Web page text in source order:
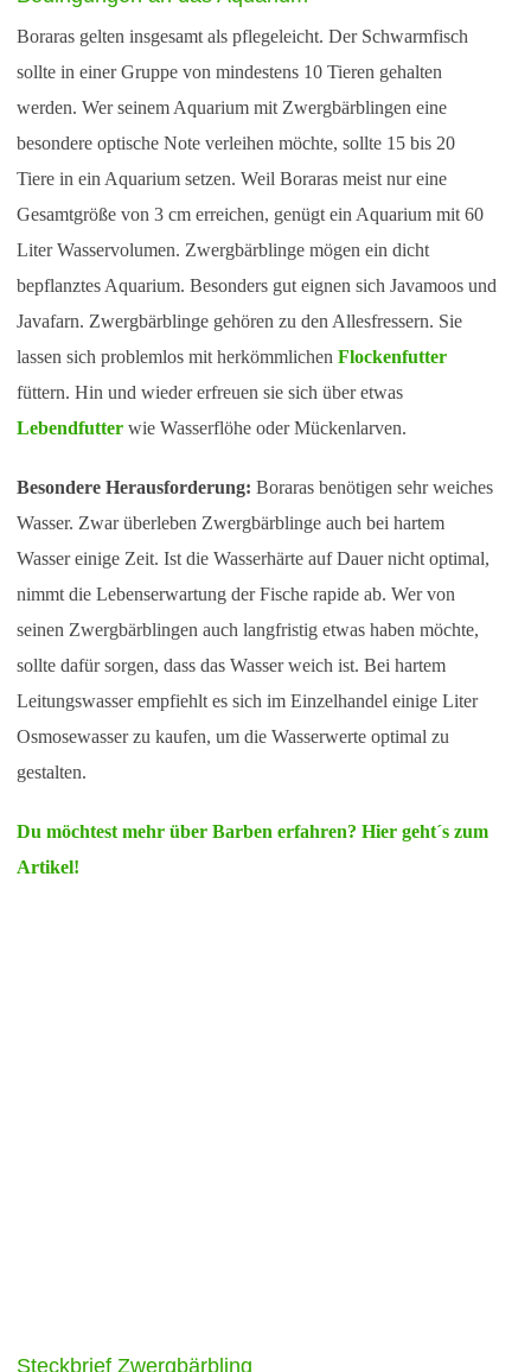
Boraras gelten insgesamt als pflegeleicht. Der Schwarmfisch
sollte in einer Gruppe von mindestens 10 Tieren gehalten
werden. Wer seinem Aquarium mit Zwergbärblingen eine
besondere optische Note verleihen möchte, sollte 15 bis 20
Tiere in ein Aquarium setzen. Weil Boraras meist nur eine
Gesamtgröße von 3 cm erreichen, genügt ein Aquarium mit 60
Liter Wasservolumen. Zwergbärblinge mögen ein dicht
bepflanztes Aquarium. Besonders gut eignen sich Javamoos und
Javafarn. Zwergbärblinge gehören zu den Allesfressern. Sie
lassen sich problemlos mit herkömmlichen Flockenfutter
füttern. Hin und wieder erfreuen sie sich über etwas
Lebendfutter wie Wasserflöhe oder Mückenlarven.
Besondere Herausforderung: Boraras benötigen sehr weiches
Wasser. Zwar überleben Zwergbärblinge auch bei hartem
Wasser einige Zeit. Ist die Wasserhärte auf Dauer nicht optimal,
nimmt die Lebenserwartung der Fische rapide ab. Wer von
seinen Zwergbärblingen auch langfristig etwas haben möchte,
sollte dafür sorgen, dass das Wasser weich ist. Bei hartem
Leitungswasser empfiehlt es sich im Einzelhandel einige Liter
Osmosewasser zu kaufen, um die Wasserwerte optimal zu
gestalten.
Du möchtest mehr über Barben erfahren? Hier geht´s zum
Artikel!
Steckbrief Zwergbärbling